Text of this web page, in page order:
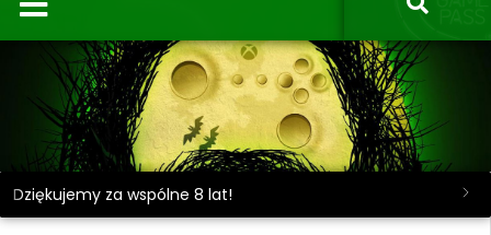
Dziękujemy za wspólne 8 lat!